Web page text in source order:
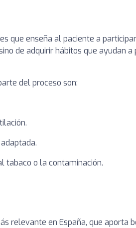
que enseña al paciente a
de adquirir hábitos que ayudan
del proceso son:
tabaco o la contaminación.
relevante en España, que aporta